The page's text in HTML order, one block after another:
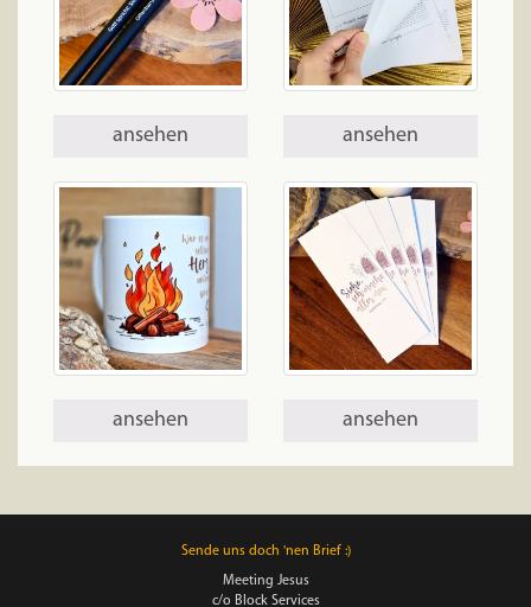
ansehen ansehen
ansehen ansehen
Sende uns doch 'nen Brief :)
Meeting Jesus
c/o Block Services